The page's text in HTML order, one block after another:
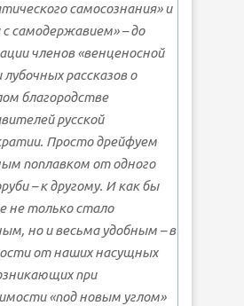
самосознания» и
с самодержавием» – до
членов «венценосной
лубочных рассказов о
благородстве
русской
Просто дрейфуем
поплавком от одного
– к другому. И как бы
не только стало
но и весьма удобным – в
от наших насущных
при
«под новым углом»